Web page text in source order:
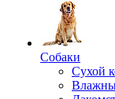
Собаки
Сухой